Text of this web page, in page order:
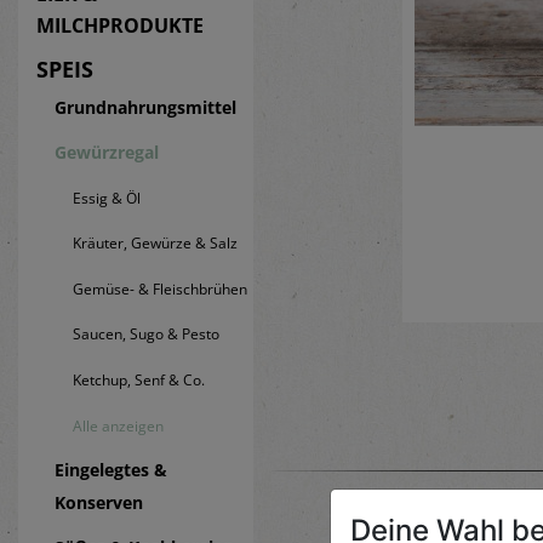
MILCHPRODUKTE
SPEIS
Grundnahrungsmittel
Gewürzregal
Essig & Öl
Kräuter, Gewürze & Salz
Gemüse- & Fleischbrühen
Saucen, Sugo & Pesto
Ketchup, Senf & Co.
Alle anzeigen
Eingelegtes &
Konserven
Deine Wahl